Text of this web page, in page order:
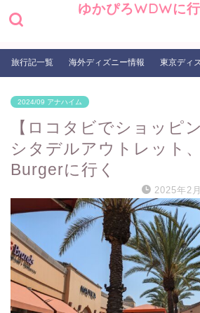
ゆかぴろWDWに
旅行記一覧 海外ディズニー情報 東京ディ
2024/09 アナハイム
【ロコタビでショッピ
シタデルアウトレット
Burgerに行く
2025年2